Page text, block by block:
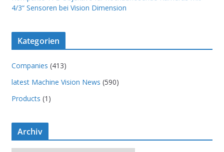
4/3“ Sensoren bei Vision Dimension
Kategorien
Companies (413)
latest Machine Vision News (590)
Products (1)
Archiv